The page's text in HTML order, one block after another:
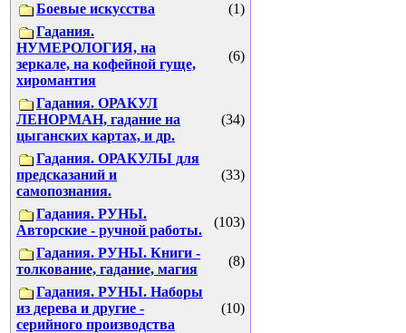
Боевые искусства
(1)
Гадания.
НУМЕРОЛОГИЯ, на
зеркале, на кофейной гуще,
хиромантия
(6)
Гадания. ОРАКУЛ
ЛЕНОРМАН, гадание на
цыганских картах, и др.
(34)
Гадания. ОРАКУЛЫ для
предсказаний и
самопознания.
(33)
Гадания. РУНЫ.
Авторские - ручной работы.
(103)
Гадания. РУНЫ. Книги -
толкование, гадание, магия
(8)
Гадания. РУНЫ. Наборы
из дерева и другие -
серийного производства
(10)